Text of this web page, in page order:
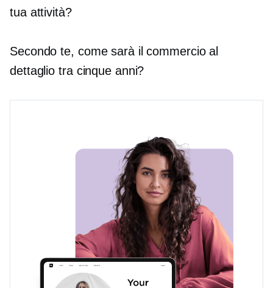
tua attività?
Secondo te, come sarà il commercio al
dettaglio tra cinque anni?